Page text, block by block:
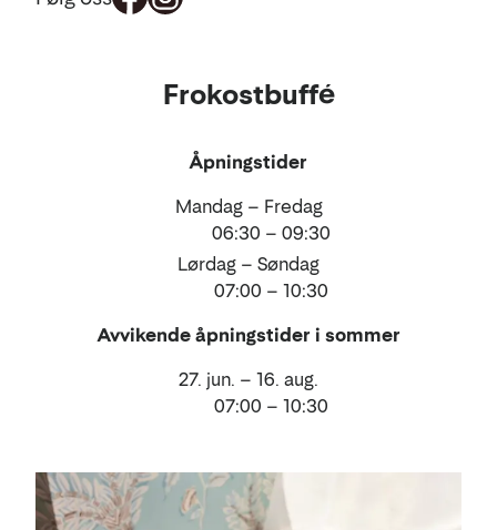
Frokostbuffé
Åpningstider
Mandag – Fredag
06:30 – 09:30
Lørdag – Søndag
07:00 – 10:30
Avvikende åpningstider i sommer
27. jun. – 16. aug.
07:00 – 10:30